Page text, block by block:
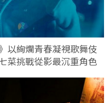
以絢爛青春凝視歌舞伎
菜挑戰從影最沉重角色